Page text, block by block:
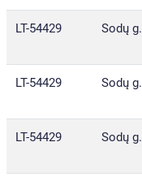
LT-54429 Sodų g.
LT-54429 Sodų g.
LT-54429 Sodų g.